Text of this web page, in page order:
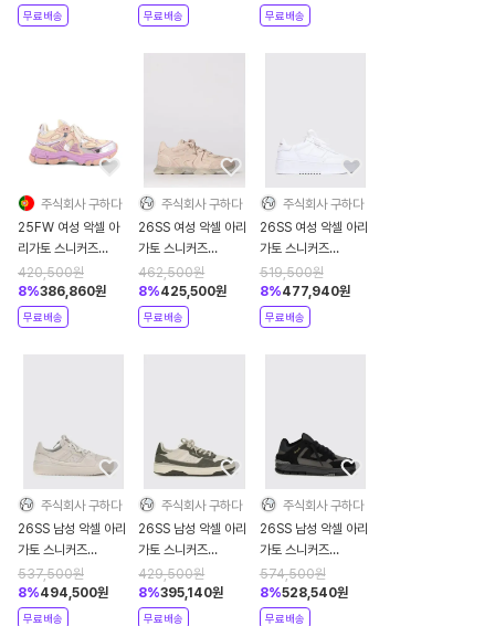
무료배송 무료배송 무료배송
주식회사 구하다
25FW 여성 악셀 아
리가토 스니커즈
F3202001 Silver
420,500원
8%386,860원
무료배송
주식회사 구하다
26SS 여성 악셀 아리
가토 스니커즈
F3490004 Pink
462,500원
8%425,500원
무료배송
주식회사 구하다
26SS 여성 악셀 아리
가토 스니커즈
F1284001 White
519,500원
8%477,940원
무료배송
주식회사 구하다
26SS 남성 악셀 아리
가토 스니커즈
F3559002 Grey
537,500원
8%494,500원
무료배송
주식회사 구하다
26SS 남성 악셀 아리
가토 스니커즈
F3906003 Beige
429,500원
8%395,140원
무료배송
주식회사 구하다
26SS 남성 악셀 아리
가토 스니커즈
F3592001 Black
574,500원
8%528,540원
무료배송